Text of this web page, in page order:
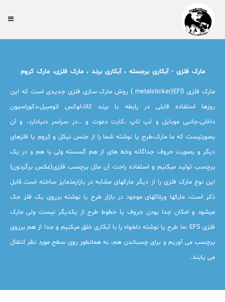
مارک فلزی - آبکاری برجسته ، آبکاری برند ، مارک فلزی، مارک کروم
مارک فلزی metalsticker)EFS ) روش مارک سازی فلزی جدیدی است که این
روزها استفاده قابلی در رابطه با برند کالا،لوکس اتومبیل،دکوراسیون
داخلی،جانبی موبایل و لپ تاپ ،کارت دعوت و …در سراسر دنیادارد، و آن
بصورتیست که ما مارک،طرح یا نوشته شما را از جنس نیکل و کروم یا فلزهای
دیگر و بصورت حروف جداگانه وخط های از هم گسسته ولی با هم و در یک
برچسب تولید میکنیم و استفاده راحت آن مثل برچسب فلزی(عکس برگردون)
این نوع مارک فلزی را از دیگر مارکهای مشابه در بازارمتمایز ساخته است.قابل
ذکر است، مارکها وپلاکهای موجود در بازار طرح یا نوشته برروی یک فلز حک
میشود و امکان جدا بودن حروف یا خطوط طرح از یکدیگر نیست ولی مارک
فلزی EFS ،ما طرح یا نوشته دلخواه را با آبکاری خلق میکنیم و جدا از هم برروی
برچسب می آوریم و برای چسباندن هم، به همانطور روی سطح مورد نظر انتقال
می یابند.